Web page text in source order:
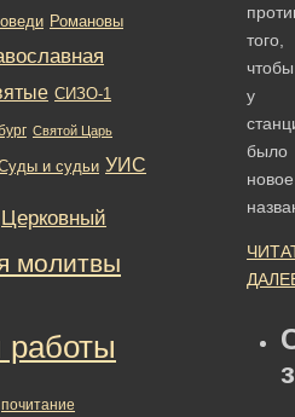
того,
чтобы
у
было
новое
Романовы
СИЗО-1
Святой Царь
и судьи УИС
Церковный
молитвы
работы
почитание